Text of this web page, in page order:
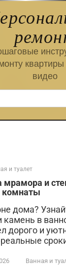
видео
и туалет
мрамора и
комнаты
дома?
камень в
дорого и
Ванная и